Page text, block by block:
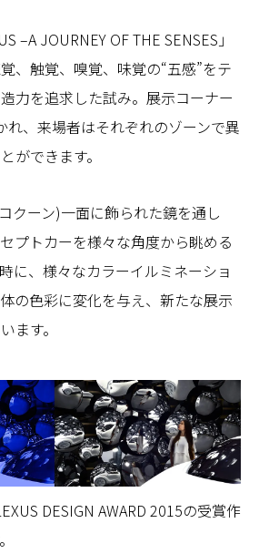
–A JOURNEY OF THE SENSES」
、触覚、嗅覚、味覚の“五感”をテ
力を追求した試み。展示コーナー
れ、来場者はそれぞれのゾーンで異
ができます。
クーン)一面に飾られた鏡を通し
プトカーを様々な角度から眺める
に、様々なカラーイルミネーショ
の色彩に変化を与え、新たな展示
ます。
DESIGN AWARD 2015の受賞作